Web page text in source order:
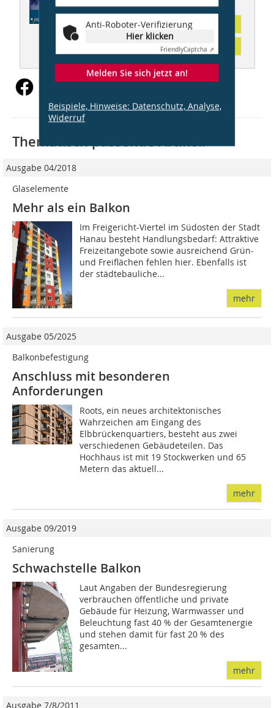
Abonnement
Inhaltsverzeichnis
Anti-Roboter-Verifizierung
Hier klicken
FriendlyCaptcha ⇗
Melden Sie sich jetzt an!
Beispiele, Hinweise: Datenschutz, Analyse,
Widerruf
Thematisch passende Artikel:
Ausgabe 04/2018
Glaselemente
Mehr als ein Balkon
Im Freigericht-Viertel im Südosten der Stadt
Hanau besteht Handlungsbedarf: Attraktive
Freizeitangebote sowie ausreichend Grün-
und Freiflächen fehlen hier. Ebenfalls ist
der städtebauliche...
mehr
Ausgabe 05/2025
Balkonbefestigung
Anschluss mit besonderen
Anforderungen
Roots, ein neues architektonisches
Wahrzeichen am Eingang des
Elbbrückenquartiers, besteht aus zwei
verschiedenen Gebäudeteilen. Das
Hochhaus ist mit 19 Stockwerken und 65
Metern das aktuell...
mehr
Ausgabe 09/2019
Sanierung
Schwachstelle Balkon
Laut Angaben der Bundesregierung
verbrauchen öffentliche und private
Gebäude für Heizung, Warmwasser und
Beleuchtung fast 40 % der Gesamtenergie
und stehen damit für fast 20 % des
gesamten...
mehr
Ausgabe 7/8/2011